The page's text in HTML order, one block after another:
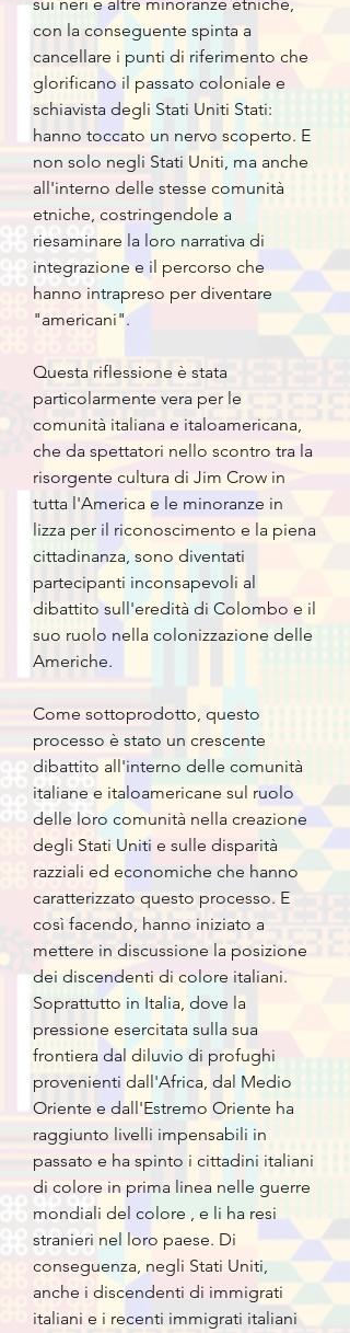
con la conseguente spinta a
cancellare i punti di riferimento che
glorificano il passato coloniale e
schiavista degli Stati Uniti Stati:
hanno toccato un nervo scoperto. E
non solo negli Stati Uniti, ma anche
all'interno delle stesse comunità
etniche, costringendole a
riesaminare la loro narrativa di
integrazione e il percorso che
hanno intrapreso per diventare
"americani".
Questa riflessione è stata
particolarmente vera per le
comunità italiana e italoamericana,
che da spettatori nello scontro tra la
risorgente cultura di Jim Crow in
tutta l'America e le minoranze in
lizza per il riconoscimento e la piena
cittadinanza, sono diventati
partecipanti inconsapevoli al
dibattito sull'eredità di Colombo e il
suo ruolo nella colonizzazione delle
Americhe.
Come sottoprodotto, questo
processo è stato un crescente
dibattito all'interno delle comunità
italiane e italoamericane sul ruolo
delle loro comunità nella creazione
degli Stati Uniti e sulle disparità
razziali ed economiche che hanno
caratterizzato questo processo. E
così facendo, hanno iniziato a
mettere in discussione la posizione
dei discendenti di colore italiani.
Soprattutto in Italia, dove la
pressione esercitata sulla sua
frontiera dal diluvio di profughi
provenienti dall'Africa, dal Medio
Oriente e dall'Estremo Oriente ha
raggiunto livelli impensabili in
passato e ha spinto i cittadini italiani
di colore in prima linea nelle guerre
mondiali del colore , e li ha resi
stranieri nel loro paese. Di
conseguenza, negli Stati Uniti,
anche i discendenti di immigrati
italiani e i recenti immigrati italiani